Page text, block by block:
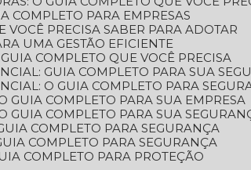
COMPLETO PARA EMPRESAS
VOCÊ PRECISA SABER PARA ADOTAR
UMA GESTÃO EFICIENTE
COMPLETO QUE VOCÊ PRECISA
GUIA COMPLETO PARA SUA
O GUIA COMPLETO PARA
GUIA COMPLETO PARA SUA EMPRESA
GUIA COMPLETO PARA SUA
COMPLETO PARA SEGURANÇA
COMPLETO PARA SEGURANÇA
COMPLETO PARA PROTEÇÃO